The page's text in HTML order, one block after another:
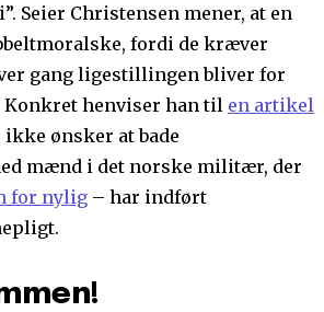
Seier Christensen mener, at en
fordi de kræver
gang ligestillingen bliver for
Konkret henviser han til en artikel
ønsker at bade
mænd i det norske militær, der
for nylig – har indført